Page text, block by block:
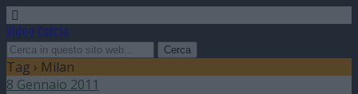
Video Calcio
Tag › Milan
8 Gennaio 2011